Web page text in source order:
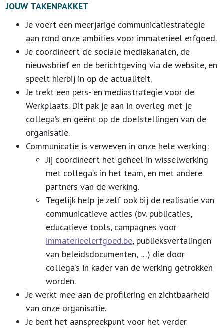
JOUW TAKENPAKKET
Je voert een meerjarige communicatiestrategie
aan rond onze ambities voor immaterieel erfgoed.
Je coördineert de sociale mediakanalen, de
nieuwsbrief en de berichtgeving via de website, en
speelt hierbij in op de actualiteit.
Je trekt een pers- en mediastrategie voor de
Werkplaats. Dit pak je aan in overleg met je
collega’s en geënt op de doelstellingen van de
organisatie.
Communicatie is verweven in onze hele werking:
Jij coördineert het geheel in wisselwerking
met collega’s in het team, en met andere
partners van de werking.
Tegelijk help je zelf ook bij de realisatie van
communicatieve acties (bv. publicaties,
educatieve tools, campagnes voor
immaterieelerfgoed.be, publieksvertalingen
van beleidsdocumenten, …) die door
collega’s in kader van de werking getrokken
worden.
Je werkt mee aan de profilering en zichtbaarheid
van onze organisatie.
Je bent het aanspreekpunt voor het verder